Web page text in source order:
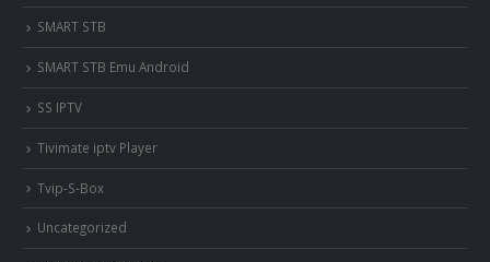
SMART STB
SMART STB Emu Android
SS IPTV
Tivimate iptv Player
Tvip-S-Box
Uncategorized